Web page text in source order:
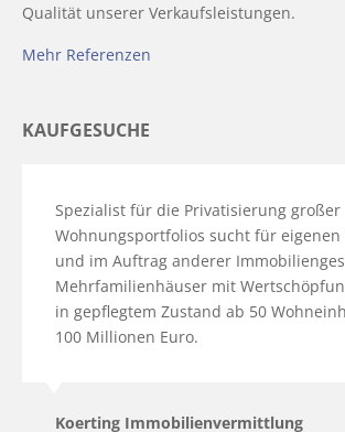
Qualität unserer Verkaufsleistungen.
Mehr Referenzen
KAUFGESUCHE
Spezialist für die Privatisierung großer
Wohnungsportfolios sucht für eigenen
und im Auftrag anderer
Mehrfamilienhäuser mit
in gepflegtem Zustand ab 50
100 Millionen Euro.
Koerting Immobilienvermittlung